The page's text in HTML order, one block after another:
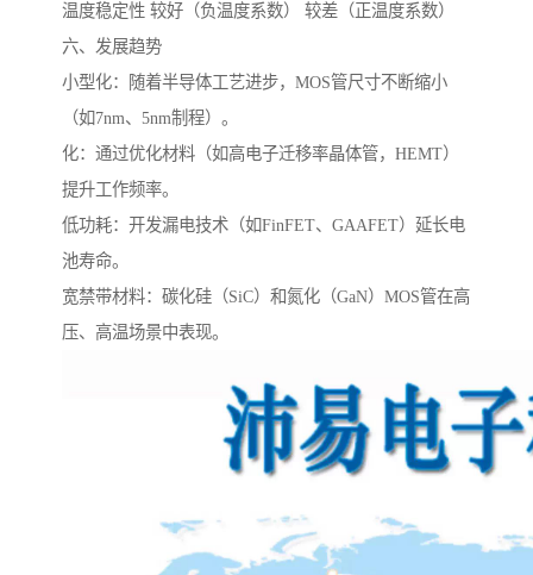
温度稳定性 较好（负温度系数） 较差（正温度系数）
六、发展趋势
小型化：随着半导体工艺进步，MOS管尺寸不断缩小
（如7nm、5nm制程）。
化：通过优化材料（如高电子迁移率晶体管，HEMT）
提升工作频率。
低功耗：开发漏电技术（如FinFET、GAAFET）延长电
池寿命。
宽禁带材料：碳化硅（SiC）和氮化（GaN）MOS管在高
压、高温场景中表现。